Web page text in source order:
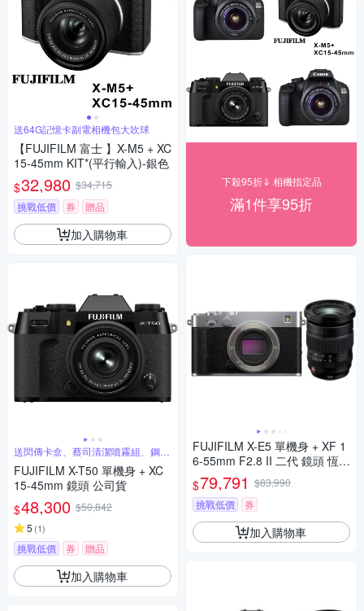
送64G記憶卡副電相機包大吹球
【FUJIFILM 富士 】X-M5 + XC
15-45mm KIT*(平行輸入)-銀色
$32,980 $34,715
挑戰低價
券 贈品
加入購物車
送閃傳卡盒、蔡司清潔噴霧組、鋼化
保護貼
FUJIFILM X-T50 單機身 + XC
15-45mm 鏡頭 公司貨
$48,300 $50,842
5 (1)
挑戰低價 券 贈品
加入購物車
下殺95折⇓ 相機指定品
滿1件享95折
FUJIFILM X-E5 單機身 + XF 1
6-55mm F2.8 II 二代 鏡頭 恆昶
公司貨
$79,791 $83,990
挑戰低價
券
加入購物車